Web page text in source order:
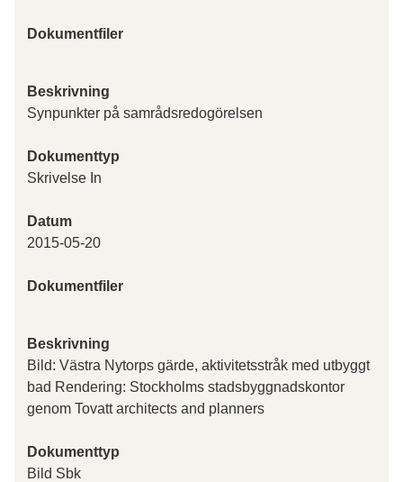
Dokumentfiler
Beskrivning
Synpunkter på samrådsredogörelsen
Dokumenttyp
Skrivelse In
Datum
2015-05-20
Dokumentfiler
Beskrivning
Bild: Västra Nytorps gärde, aktivitetsstråk med utbyggt
bad Rendering: Stockholms stadsbyggnadskontor
genom Tovatt architects and planners
Dokumenttyp
Bild Sbk